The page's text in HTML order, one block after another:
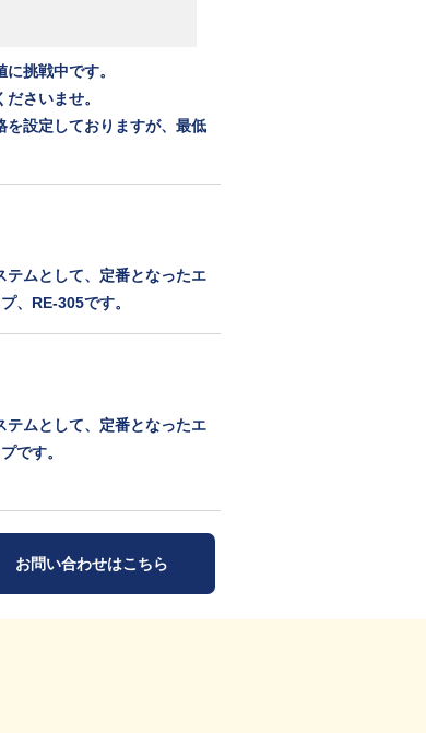
挑戦中です。
さいませ。
設定しておりますが、最低
テムとして、定番となったエ
RE-305です。
テムとして、定番となったエ
です。
お問い合わせはこちら